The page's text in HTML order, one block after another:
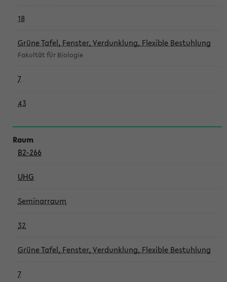
18
Grüne Tafel, Fenster, Verdunklung, Flexible Bestuhlung
Fakultät für Biologie
7
43
B2-266
UHG
Seminarraum
32
Grüne Tafel, Fenster, Verdunklung, Flexible Bestuhlung
7